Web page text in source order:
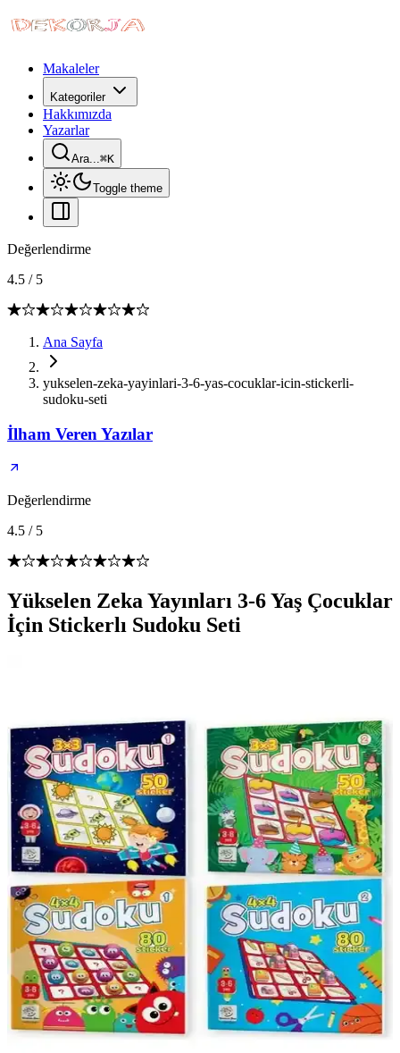
Makaleler
Kategoriler
Hakkımızda
Yazarlar
Ara...⌘K
Toggle theme
Değerlendirme
4.5 / 5
Ana Sayfa
yukselen-zeka-yayinlari-3-6-yas-cocuklar-icin-stickerli-
sudoku-seti
İlham Veren Yazılar
Değerlendirme
4.5 / 5
Yükselen Zeka Yayınları 3-6 Yaş Çocuklar
İçin Stickerlı Sudoku Seti